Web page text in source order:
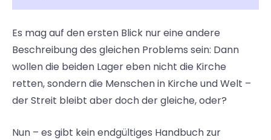
Es mag auf den ersten Blick nur eine andere
Beschreibung des gleichen Problems sein: Dann
wollen die beiden Lager eben nicht die Kirche
retten, sondern die Menschen in Kirche und Welt –
der Streit bleibt aber doch der gleiche, oder?
Nun – es gibt kein endgültiges Handbuch zur